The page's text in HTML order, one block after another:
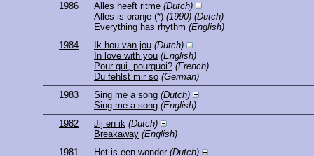
1986
Alles heeft ritme (Dutch)
Alles is oranje (*) (1990) (Dutch)
Everything has rhythm (English)
1984
Ik hou van jou (Dutch)
In love with you (English)
Pour qui, pourquoi? (French)
Du fehlst mir so (German)
1983
Sing me a song (Dutch)
Sing me a song (English)
1982
Jij en ik (Dutch)
Breakaway (English)
1981
Het is een wonder (Dutch)